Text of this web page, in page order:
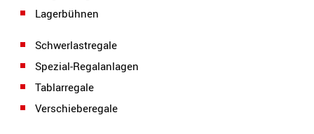
Lagerbühnen
Schwerlastregale
Spezial-Regalanlagen
Tablarregale
Verschieberegale